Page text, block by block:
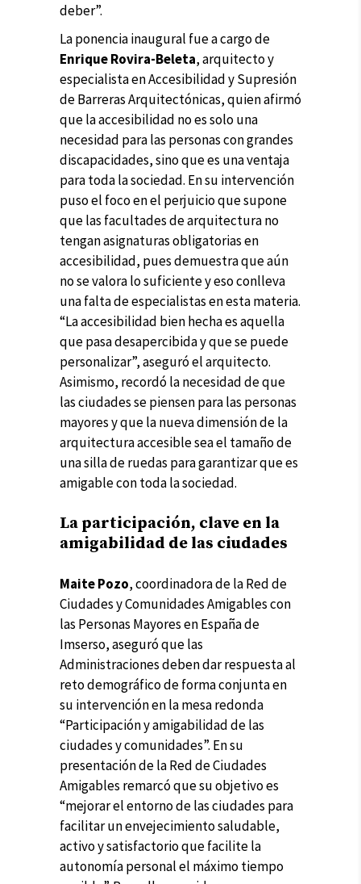
deber”.
La ponencia inaugural fue a cargo de
Enrique Rovira-Beleta, arquitecto y
especialista en Accesibilidad y Supresión
de Barreras Arquitectónicas, quien afirmó
que la accesibilidad no es solo una
necesidad para las personas con grandes
discapacidades, sino que es una ventaja
para toda la sociedad. En su intervención
puso el foco en el perjuicio que supone
que las facultades de arquitectura no
tengan asignaturas obligatorias en
accesibilidad, pues demuestra que aún
no se valora lo suficiente y eso conlleva
una falta de especialistas en esta materia.
“La accesibilidad bien hecha es aquella
que pasa desapercibida y que se puede
personalizar”, aseguró el arquitecto.
Asimismo, recordó la necesidad de que
las ciudades se piensen para las personas
mayores y que la nueva dimensión de la
arquitectura accesible sea el tamaño de
una silla de ruedas para garantizar que es
amigable con toda la sociedad.
La participación, clave en la
amigabilidad de las ciudades
Maite Pozo, coordinadora de la Red de
Ciudades y Comunidades Amigables con
las Personas Mayores en España de
Imserso, aseguró que las
Administraciones deben dar respuesta al
reto demográfico de forma conjunta en
su intervención en la mesa redonda
“Participación y amigabilidad de las
ciudades y comunidades”. En su
presentación de la Red de Ciudades
Amigables remarcó que su objetivo es
“mejorar el entorno de las ciudades para
facilitar un envejecimiento saludable,
activo y satisfactorio que facilite la
autonomía personal el máximo tiempo